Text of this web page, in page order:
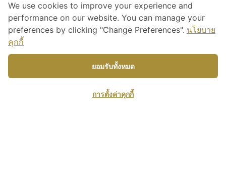
Facilities
We use cookies to improve your experience and
performance on our website. You can manage your
preferences by clicking "Change Preferences". นโยบาย
คุกกี้
ยอมรับทั้งหมด
การตั้งค่าคุกกี้